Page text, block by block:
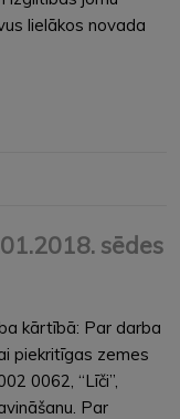
lielākos novada
sēdes
kārtībā: Par darba
piekritīgas zemes
0062, “Līči”,
Par